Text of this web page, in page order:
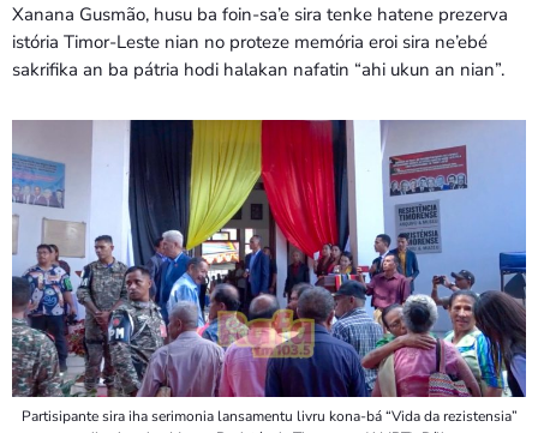
Bom dia RAFA
7:00 AM - 10:00 AM
Xanana Gusmão, husu ba foin-sa’e sira tenke hatene prezerva
istória Timor-Leste nian no proteze memória eroi sira ne’ebé
sakrifika an ba pátria hodi halakan nafatin “ahi ukun an nian”.
Partisipante sira iha serimonia lansamentu livru kona-bá “Vida da rezistensia”